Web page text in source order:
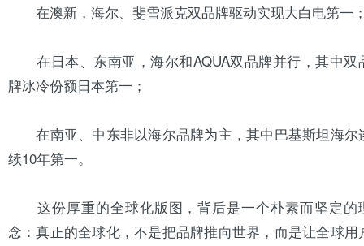
在澳新，海尔、斐雪派克双品牌驱动实现大白电第一
在日本、东南亚，海尔和AQUA双品牌并行，其中双
牌冰冷份额日本第一；
在南亚、中东非以海尔品牌为主，其中巴基斯坦海尔
续10年第一。
这份厚重的全球化版图，背后是一个朴素而坚定的
念：真正的全球化，不是把品牌推向世界，而是让全球用